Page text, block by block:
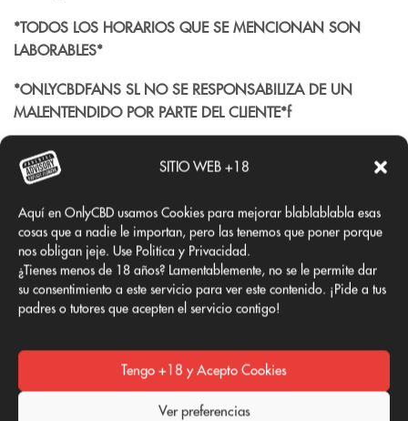
SITIO WEB +18
Aquí en OnlyCBD usamos Cookies para mejorar blablablabla esas
cosas que a nadie le importan, pero las tenemos que poner porque
nos obligan jeje. Use Politíca y Privacidad.
¿Tienes menos de 18 años? Lamentablemente, no se le permite dar
su consentimiento a este servicio para ver este contenido. ¡Pide a tus
padres o tutores que acepten el servicio contigo!
Tengo +18 y Acepto Cookies
Ver preferencias
*TODOS LOS HORARIOS QUE SE MENCIONAN SON
LABORABLES*
*ONLYCBDFANS SL NO SE RESPONSABILIZA DE UN
MALENTENDIDO POR PARTE DEL CLIENTE*f
ENVÍOS INTERNACIONALES (FRANCIA, ALEMANIA
E ITALIA) 🌍
Los pedidos internacionales se envían dentro de las24 horas
laborablessiguientes a la confirmación del pago, a través
deCorreos Express Internacional y con entrega de
UPS/FedEx, con el correspondiente número de seguimiento,
que será enviado automáticamente al correo electrónico
facilitado durante la realización del pedido.
Tarifas de envío
Francia:11,99 €